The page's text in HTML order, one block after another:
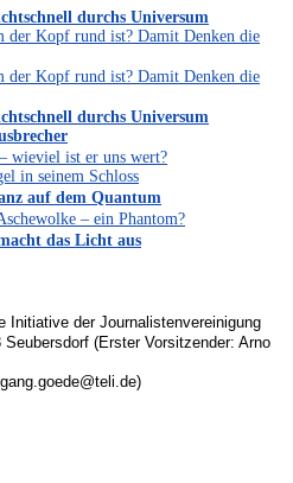
durchs Universum
der Kopf rund ist? Damit Denken die
der Kopf rund ist? Damit Denken die
durchs Universum
wieviel ist er uns wert?
in seinem Schloss
auf dem Quantum
– ein Phantom?
das Licht aus
Initiative der Journalistenvereinigung
(Erster Vorsitzender: Arno